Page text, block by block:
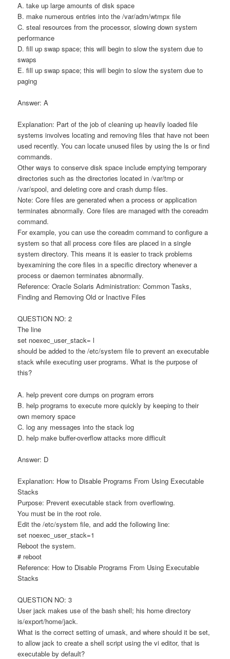
A. take up large amounts of disk space
B. make numerous entries into the /var/adm/wtmpx file
C. steal resources from the processor, slowing down system
performance
D. fill up swap space; this will begin to slow the system due to
swaps
E. fill up swap space; this will begin to slow the system due to
paging
Answer: A
Explanation: Part of the job of cleaning up heavily loaded file
systems involves locating and removing files that have not been
used recently. You can locate unused files by using the ls or find
commands.
Other ways to conserve disk space include emptying temporary
directories such as the directories located in /var/tmp or
/var/spool, and deleting core and crash dump files.
Note: Core files are generated when a process or application
terminates abnormally. Core files are managed with the coreadm
command.
For example, you can use the coreadm command to configure a
system so that all process core files are placed in a single
system directory. This means it is easier to track problems
byexamining the core files in a specific directory whenever a
process or daemon terminates abnormally.
Reference: Oracle Solaris Administration: Common Tasks,
Finding and Removing Old or Inactive Files
QUESTION NO: 2
The line
set noexec_user_stack= l
should be added to the /etc/system file to prevent an executable
stack while executing user programs. What is the purpose of
this?
A. help prevent core dumps on program errors
B. help programs to execute more quickly by keeping to their
own memory space
C. log any messages into the stack log
D. help make buffer-overflow attacks more difficult
Answer: D
Explanation: How to Disable Programs From Using Executable
Stacks
Purpose: Prevent executable stack from overflowing.
You must be in the root role.
Edit the /etc/system file, and add the following line:
set noexec_user_stack=1
Reboot the system.
# reboot
Reference: How to Disable Programs From Using Executable
Stacks
QUESTION NO: 3
User jack makes use of the bash shell; his home directory
is/export/home/jack.
What is the correct setting of umask, and where should it be set,
to allow jack to create a shell script using the vi editor, that is
executable by default?